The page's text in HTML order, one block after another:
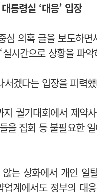
통령실 ‘대응’ 입장
심 의혹 글을 보도하
시간으로 상황을 파
겠다는 입장을 피력
궐기대회에서 제약
을 집회 등 불필요한
는 상화에서 개인 일
계에서도 정부의 대